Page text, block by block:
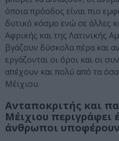
όποια πρόοδος είναι πιο
δυτικό κόσμο ενώ σε άλλες
Αφρικής και της Λατινικής
βγάζουν δύσκολα πέρα και
εργάζονται οι όροι και οι
απέχουν και πολύ από τα
Μέιχιου.
Ανταποκριτής και
Μέιχιου περιγράφει
άνθρωποι